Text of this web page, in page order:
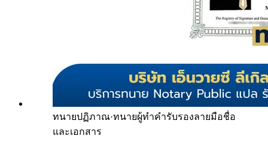
ทนายปฏิภาณ·ทนายผู้ทำคำรับรองลายมือชื่อ
และเอกสาร